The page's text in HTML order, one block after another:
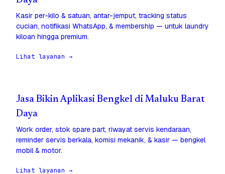
Kasir per-kilo & satuan, antar-jemput, tracking status
cucian, notifikasi WhatsApp, & membership — untuk laundry
kiloan hingga premium.
Lihat layanan →
Jasa Bikin Aplikasi Bengkel di Maluku Barat
Daya
Work order, stok spare part, riwayat servis kendaraan,
reminder servis berkala, komisi mekanik, & kasir — bengkel
mobil & motor.
Lihat layanan →